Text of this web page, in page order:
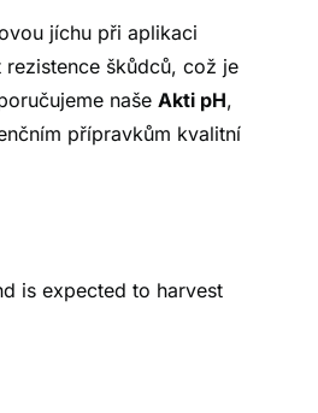
jíchu při aplikaci
škůdců, což je
naše Akti pH,
přípravkům kvalitní
is expected to harvest